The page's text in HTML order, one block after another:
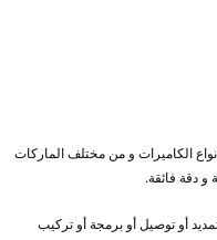
الكاميرات و من مختلف الماركات
و دقة فائقة.
أو توصيل أو برمجة أو تركيب